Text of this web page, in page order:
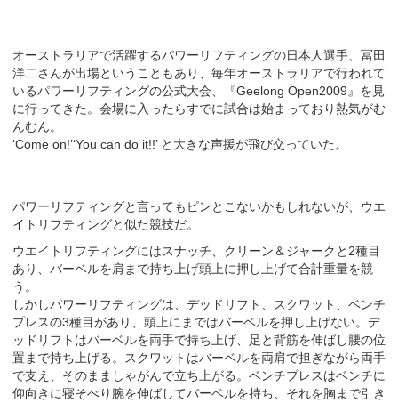
オーストラリアで活躍するパワーリフティングの日本人選手、冨田
洋二さんが出場ということもあり、毎年オーストラリアで行われて
いるパワーリフティングの公式大会、『Geelong Open2009』を見
に行ってきた。会場に入ったらすでに試合は始まっており熱気がむ
んむん。
‘Come on!’‘You can do it!!’ と大きな声援が飛び交っていた。
パワーリフティングと言ってもピンとこないかもしれないが、ウエ
イトリフティングと似た競技だ。
ウエイトリフティングにはスナッチ、クリーン＆ジャークと2種目
あり、バーベルを肩まで持ち上げ頭上に押し上げて合計重量を競
う。
しかしパワーリフティングは、デッドリフト、スクワット、ベンチ
プレスの3種目があり、頭上にまではバーベルを押し上げない。デ
ッドリフトはバーベルを両手で持ち上げ、足と背筋を伸ばし腰の位
置まで持ち上げる。スクワットはバーベルを両肩で担ぎながら両手
で支え、そのまましゃがんで立ち上がる。ベンチプレスはベンチに
仰向きに寝そべり腕を伸ばしてバーベルを持ち、それを胸まで引き